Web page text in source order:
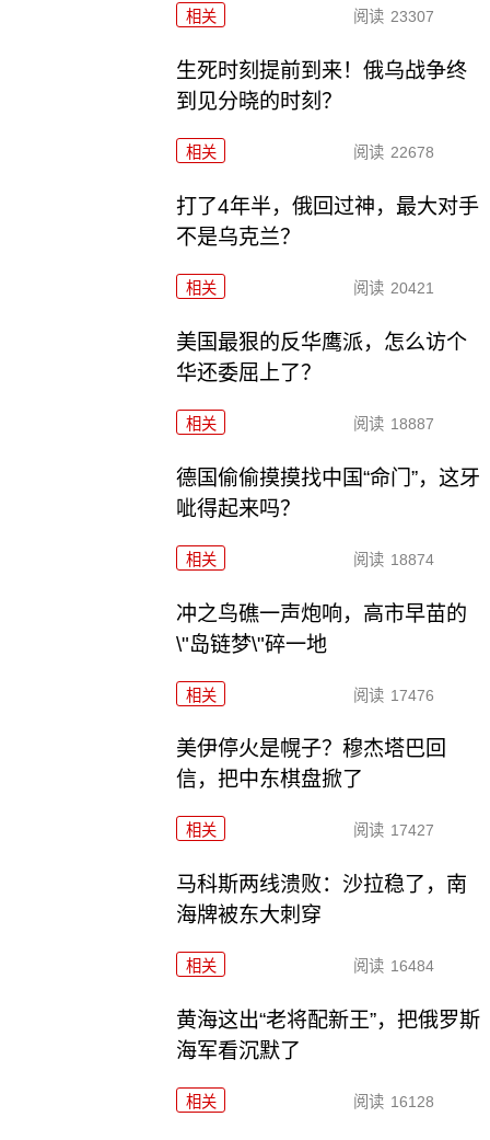
相关 阅读 23307
生死时刻提前到来！俄乌战争终
到见分晓的时刻？
相关 阅读 22678
打了4年半，俄回过神，最大对手
不是乌克兰？
相关 阅读 20421
美国最狠的反华鹰派，怎么访个
华还委屈上了？
相关 阅读 18887
德国偷偷摸摸找中国“命门”，这牙
呲得起来吗？
相关 阅读 18874
冲之鸟礁一声炮响，高市早苗的
\"岛链梦\"碎一地
相关 阅读 17476
美伊停火是幌子？穆杰塔巴回
信，把中东棋盘掀了
相关 阅读 17427
马科斯两线溃败：沙拉稳了，南
海牌被东大刺穿
相关 阅读 16484
黄海这出“老将配新王”，把俄罗斯
海军看沉默了
相关 阅读 16128